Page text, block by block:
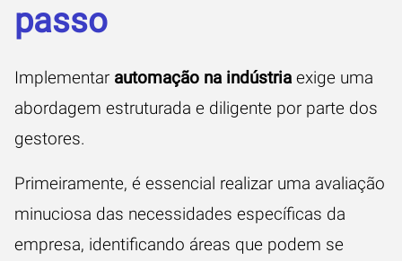
passo
Implementar automação na indústria exige uma
abordagem estruturada e diligente por parte dos
gestores.
Primeiramente, é essencial realizar uma avaliação
minuciosa das necessidades específicas da
empresa, identificando áreas que podem se